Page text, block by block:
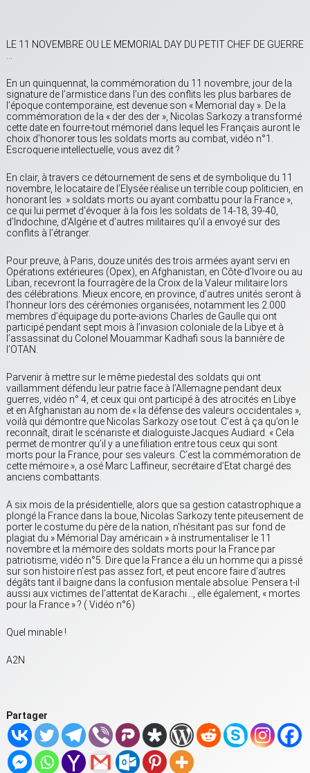
LE 11 NOVEMBRE OU LE MEMORIAL DAY DU PETIT CHEF DE GUERRE
En un quinquennat, la commémoration du 11 novembre, jour de la
signature de l’armistice dans l’un des conflits les plus barbares de
l’époque contemporaine, est devenue son « Memorial day ». De la
commémoration de la « der des der », Nicolas Sarkozy a transformé
cette date en fourre-tout mémoriel dans lequel les Français auront le
choix d’honorer tous les soldats morts au combat, vidéo n°1.
Escroquerie intellectuelle, vous avez dit ?
En clair, à travers ce détournement de sens et de symbolique du 11
novembre, le locataire de l’Elysée réalise un terrible coup politicien, en
honorant les » soldats morts ou ayant combattu pour la France »,
ce qui lui permet d’évoquer à la fois les soldats de 14-18, 39-40,
d’Indochine, d’Algérie et d’autres militaires qu’il a envoyé sur des
conflits à l’étranger.
Pour preuve, à Paris, douze unités des trois armées ayant servi en
Opérations extérieures (Opex), en Afghanistan, en Côte-d’Ivoire ou au
Liban, recevront la fourragère de la Croix de la Valeur militaire lors
des célébrations. Mieux encore, en province, d’autres unités seront à
l’honneur lors des cérémonies organisées, notamment les 2.000
membres d’équipage du porte-avions Charles de Gaulle qui ont
participé pendant sept mois à l’invasion coloniale de la Libye et à
l’assassinat du Colonel Mouammar Kadhafi sous la bannière de
l’OTAN.
Parvenir à mettre sur le même piedestal des soldats qui ont
vaillamment défendu leur patrie face à l’Allemagne pendant deux
guerres, vidéo n° 4, et ceux qui ont participé à des atrocités en Libye
et en Afghanistan au nom de « la défense des valeurs occidentales »,
voilà qui démontre que Nicolas Sarkozy ose tout. C’est à ça qu’on le
reconnaît, dirait le scénariste et dialoguiste Jacques Audiard. « Cela
permet de montrer qu’il y a une filiation entre tous ceux qui sont
morts pour la France, pour ses valeurs. C’est la commémoration de
cette mémoire », a osé Marc Laffineur, secrétaire d’Etat chargé des
anciens combattants.
A six mois de la présidentielle, alors que sa gestion catastrophique a
plongé la France dans la boue, Nicolas Sarkozy tente piteusement de
porter le costume du père de la nation, n’hésitant pas sur fond de
plagiat du » Mémorial Day américain » à instrumentaliser le 11
novembre et la mémoire des soldats morts pour la France par
patriotisme, vidéo n°5. Dire que la France a élu un homme qui a pissé
sur son histoire n’est pas assez fort, et peut encore faire d’autres
dégâts tant il baigne dans la confusion mentale absolue. Pensera t-il
aussi aux victimes de l’attentat de Karachi…, elle également, « mortes
pour la France » ? ( Vidéo n°6)
Quel minable !
A2N
Partager